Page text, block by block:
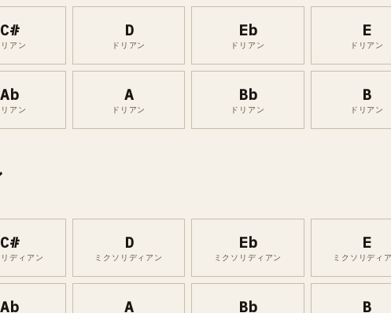
C#
リアン
D
ドリアン
Eb
ドリアン
E
ドリアン
Ab
リアン
A
ドリアン
Bb
ドリアン
B
ドリアン
C#
ディアン
D
ミクソリディアン
Eb
ミクソリディアン
E
ミクソリディ
Ab A Bb B